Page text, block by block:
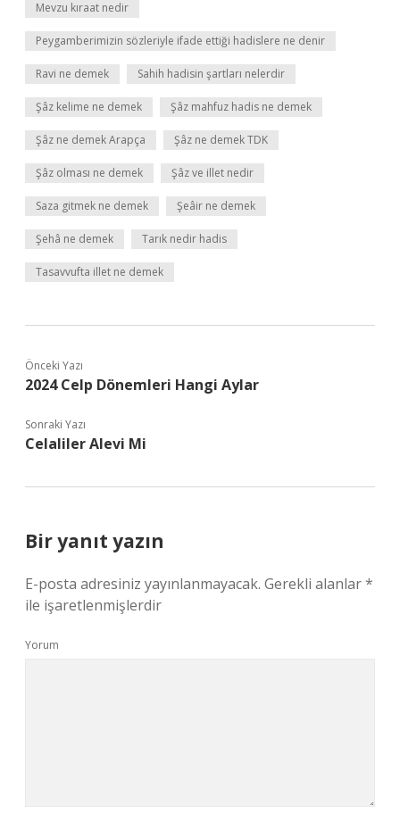
Mevzu kıraat nedir
Peygamberimizin sözleriyle ifade ettiği hadislere ne denir
Ravi ne demek Sahih hadisin şartları nelerdir
Şâz kelime ne demek Şâz mahfuz hadis ne demek
Şâz ne demek Arapça Şâz ne demek TDK
Şâz olması ne demek Şâz ve illet nedir
Saza gitmek ne demek Şeâir ne demek
Şehâ ne demek Tarık nedir hadis
Tasavvufta illet ne demek
Önceki Yazı
2024 Celp Dönemleri Hangi Aylar
Sonraki Yazı
Celaliler Alevi Mi
Bir yanıt yazın
E-posta adresiniz yayınlanmayacak. Gerekli alanlar*
ile işaretlenmişlerdir
Yorum